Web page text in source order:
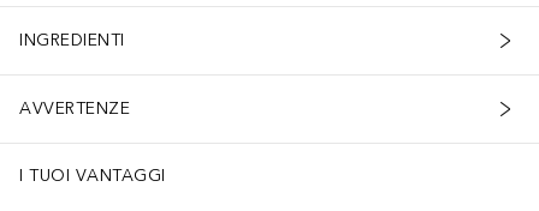
INGREDIENTI
AVVERTENZE
I TUOI VANTAGGI